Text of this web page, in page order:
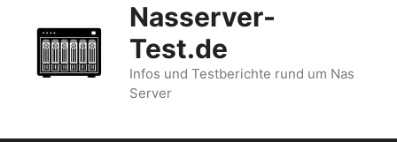
Nasserver-
Test.de
Infos und Testberichte rund um Nas
Server